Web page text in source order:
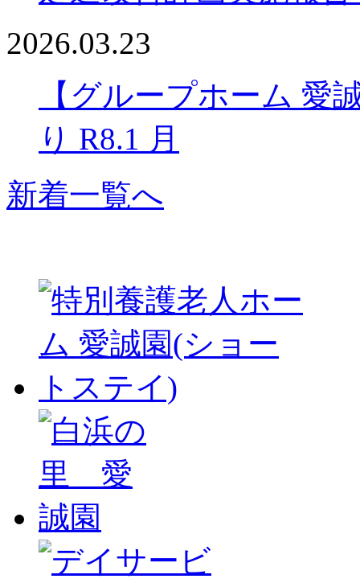
2026.03.23
【グループホーム 愛
り R8.1 月
新着一覧へ